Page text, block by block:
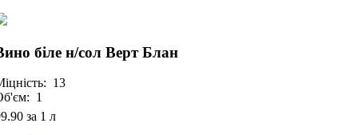
біле н/сол Верт Блан
13
1
за 1 л